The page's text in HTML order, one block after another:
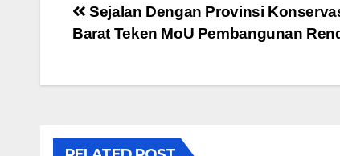
Post
Sejalan Dengan Provinsi
Barat Teken MoU Pembangunan